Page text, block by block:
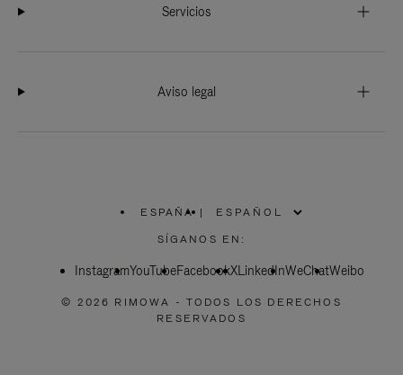
Servicios
Aviso legal
ESPAÑA
ELIGE
LA
|
SÍGANOS EN:
InstagramYouTubeFacebookXLinkedInWeChatWeibo
© 2026 RIMOWA - TODOS LOS DERECHOS
RESERVADOS